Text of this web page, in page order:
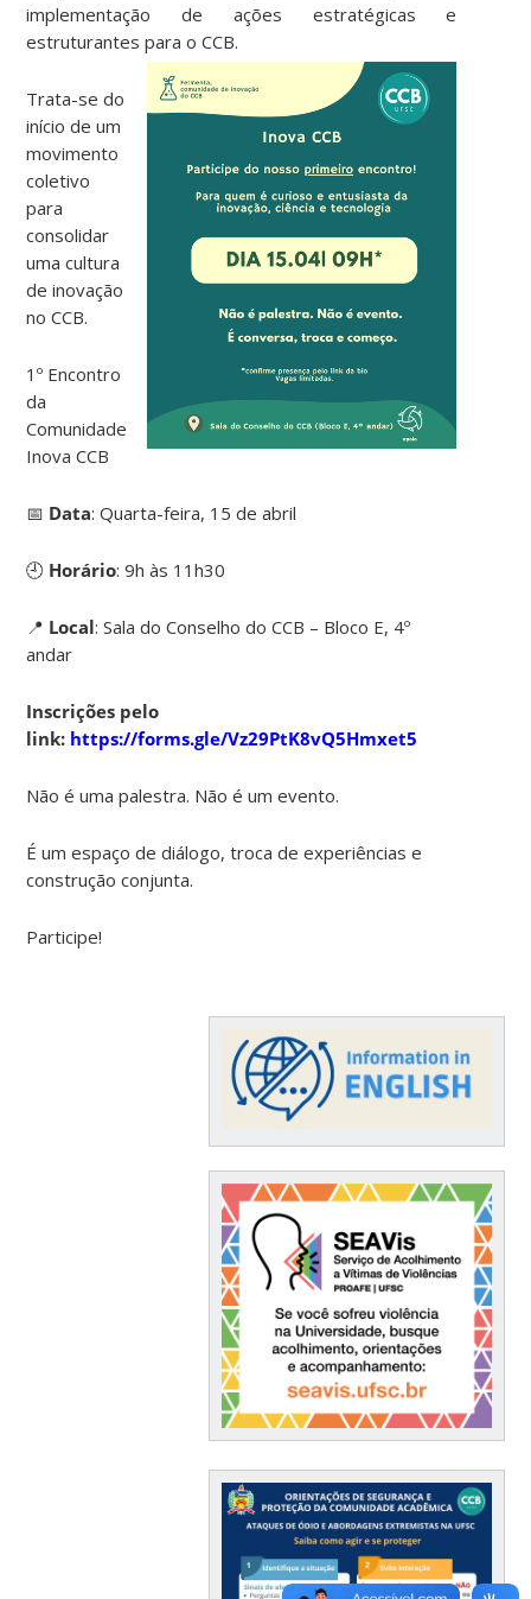
implementação de ações estratégicas e
estruturantes para o CCB.
Trata-se do
início de um
movimento
coletivo
para
consolidar
uma cultura
de inovação
no CCB.
1º Encontro
da
Comunidade
Inova CCB
📅 Data: Quarta-feira, 15 de abril
🕘 Horário: 9h às 11h30
📍 Local: Sala do Conselho do CCB – Bloco E, 4º
andar
Inscrições pelo
link: https://forms.gle/Vz29PtK8vQ5Hmxet5
Não é uma palestra. Não é um evento.
É um espaço de diálogo, troca de experiências e
construção conjunta.
Participe!